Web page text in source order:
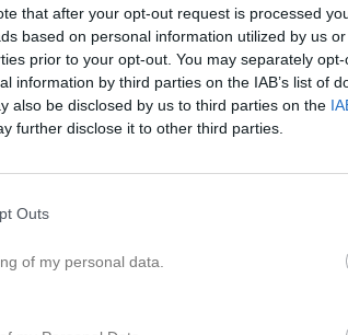
that after your opt-out request is processed
based on personal information utilized by us
prior to your opt-out. You may separately
information by third parties on the IAB’s list of
also be disclosed by us to third parties on the
further disclose it to other third parties.
Outs
of my personal data.
Träning
Träning